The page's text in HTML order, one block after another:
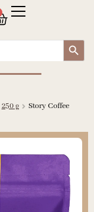
Search Button
250 g
Story Coffee